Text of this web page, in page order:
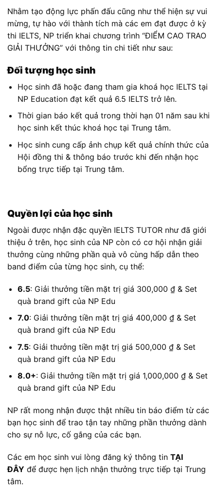
Nhằm tạo động lực phấn đấu cũng như thể hiện sự vui
mừng, tự hào với thành tích mà các em đạt được ở kỳ
thi IELTS, NP triển khai chương trình “ĐIỂM CAO TRAO
GIẢI THƯỞNG” với thông tin chi tiết như sau:
Đối tượng học sinh
Học sinh đã hoặc đang tham gia khoá học IELTS tại
NP Education đạt kết quả 6.5 IELTS trở lên.
Thời gian báo kết quả trong thời hạn 01 năm sau khi
học sinh kết thúc khoá học tại Trung tâm.
Học sinh cung cấp ảnh chụp kết quả chính thức của
Hội đồng thi & thông báo trước khi đến nhận học
bổng trực tiếp tại Trung tâm.
Quyền lợi của học sinh
Ngoài được nhận đặc quyền IELTS TUTOR như đã giới
thiệu ở trên, học sinh của NP còn có cơ hội nhận giải
thưởng cùng những phần quà vô cùng hấp dẫn theo
band điểm của từng học sinh, cụ thể:
6.5: Giải thưởng tiền mặt trị giá 300,000 ₫ & Set
quà brand gift của NP Edu
7.0: Giải thưởng tiền mặt trị giá 400,000 ₫ & Set
quà brand gift của NP Edu
7.5: Giải thưởng tiền mặt trị giá 500,000 ₫ & Set
quà brand gift của NP Edu
8.0+: Giải thưởng tiền mặt trị giá 1,000,000 ₫ & Set
quà brand gift của NP Edu
NP rất mong nhận được thật nhiều tin báo điểm từ các
bạn học sinh để trao tận tay những phần thưởng dành
cho sự nỗ lực, cố gắng của các bạn.
Các em học sinh vui lòng đăng ký thông tin TẠI
ĐÂY để được hẹn lịch nhận thưởng trực tiếp tại Trung
tâm.